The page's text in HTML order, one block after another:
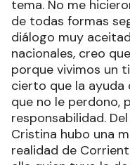
tema. No me
de todas formas
diálogo muy
nacionales, creo
porque vivimos un
cierto que la ayuda
que no le perdono,
responsabilidad.
Cristina hubo una
realidad de